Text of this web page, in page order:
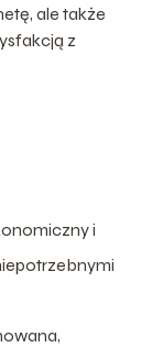
ale także
z
i